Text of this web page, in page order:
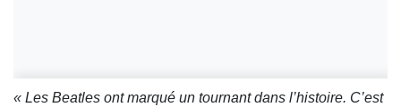
« Les Beatles ont marqué un tournant dans l’histoire. C’est